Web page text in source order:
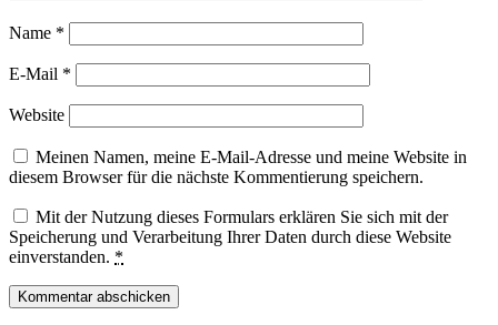
Name *
E-Mail *
Website
Meinen Namen, meine E-Mail-Adresse und meine Website in
diesem Browser für die nächste Kommentierung speichern.
Mit der Nutzung dieses Formulars erklären Sie sich mit der
Speicherung und Verarbeitung Ihrer Daten durch diese Website
einverstanden. *